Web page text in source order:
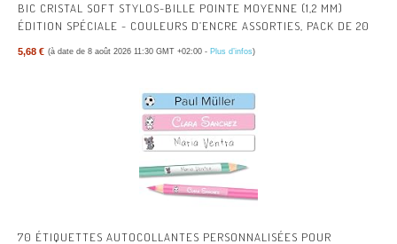
BIC CRISTAL SOFT STYLOS-BILLE POINTE MOYENNE (1,2 MM)
ÉDITION SPÉCIALE - COULEURS D’ENCRE ASSORTIES, PACK DE 20
5,68 € (à date de 8 août 2026 11:30 GMT +02:00 - Plus d’infos)
70 ÉTIQUETTES AUTOCOLLANTES PERSONNALISÉES POUR